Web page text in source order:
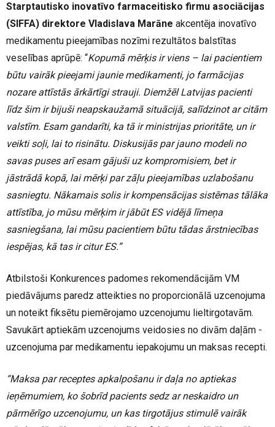
Starptautisko inovatīvo farmaceitisko firmu asociācijas
(SIFFA) direktore Vladislava Marāne akcentēja inovatīvo
medikamentu pieejamības nozīmi rezultātos balstītas
veselības aprūpē: “Kopumā mērķis ir viens – lai pacientiem
būtu vairāk pieejami jaunie medikamenti, jo farmācijas
nozare attīstās ārkārtīgi strauji. Diemžēl Latvijas pacienti
līdz šim ir bijuši neapskaužamā situācijā, salīdzinot ar citām
valstīm. Esam gandarīti, ka tā ir ministrijas prioritāte, un ir
veikti soļi, lai to risinātu. Diskusijās par jauno modeli no
savas puses arī esam gājuši uz kompromisiem, bet ir
jāstrādā kopā, lai mērķi par zāļu pieejamības uzlabošanu
sasniegtu. Nākamais solis ir kompensācijas sistēmas tālāka
attīstība, jo mūsu mērķim ir jābūt ES vidējā līmeņa
sasniegšana, lai mūsu pacientiem būtu tādas ārstniecības
iespējas, kā tas ir citur ES.”
Atbilstoši Konkurences padomes rekomendācijām VM
piedāvājums paredz atteikties no proporcionālā uzcenojuma
un noteikt fiksētu piemērojamo uzcenojumu lieltirgotavām.
Savukārt aptiekām uzcenojums veidosies no divām daļām -
uzcenojuma par medikamentu iepakojumu un maksas recepti.
“Maksa par receptes apkalpošanu ir daļa no aptiekas
ieņēmumiem, ko šobrīd pacients sedz ar neskaidro un
pārmērīgo uzcenojumu, un kas tirgotājus stimulē vairāk